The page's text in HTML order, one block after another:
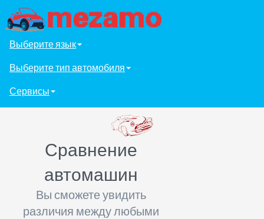
Выберите язык
Выберите тип автомобиля
Сервисы
Сравнение
автомашин
Вы сможете увидить
различия между любыми